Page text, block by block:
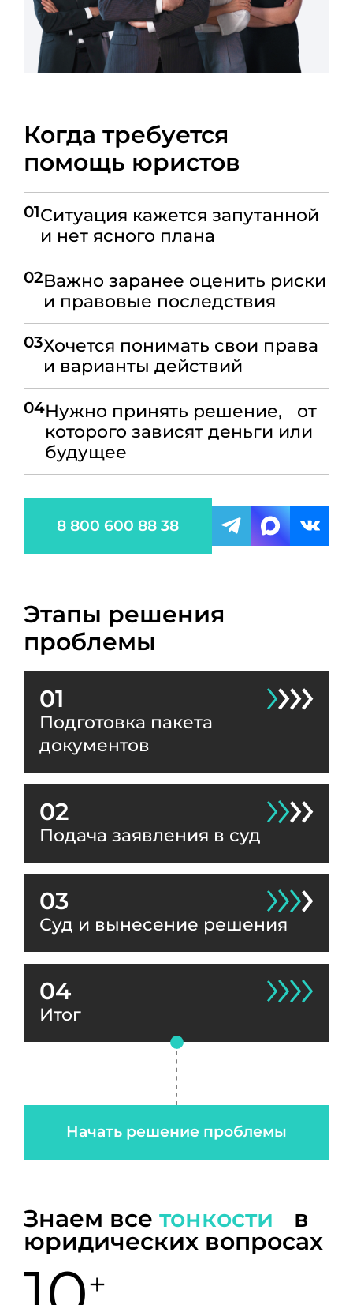
Когда требуется
помощь юристов
01Ситуация кажется запутанной
и нет ясного плана
02Важно заранее оценить риски
и правовые последствия
03Хочется понимать свои права
и варианты действий
04Нужно принять решение, от
которого зависят деньги или
будущее
8 800 600 88 38
Этапы решения
проблемы
01
Подготовка пакета
документов
02
Подача заявления в суд
03
Суд и вынесение решения
04
Итог
Начать решение проблемы
Знаем все тонкости в
юридических вопросах
+